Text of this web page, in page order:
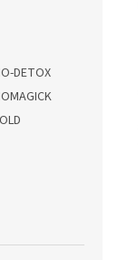
DETOX